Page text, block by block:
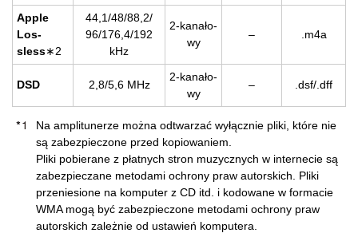
Apple
Los­
sless∗2
44,1/48/88,2/
96/176,4/192
kHz
2-ka­na­ło­
wy
– .m4a
DSD 2,8/5,6 MHz
2-ka­na­ło­
wy
– .dsf/.dff
Na amplitunerze można odtwarzać wyłącznie pliki, które nie
są zabezpieczone przed kopiowaniem.
Pliki pobierane z płatnych stron muzycznych w internecie są
zabezpieczane metodami ochrony praw autorskich. Pliki
przeniesione na komputer z CD itd. i kodowane w formacie
WMA mogą być zabezpieczone metodami ochrony praw
autorskich zależnie od ustawień komputera.